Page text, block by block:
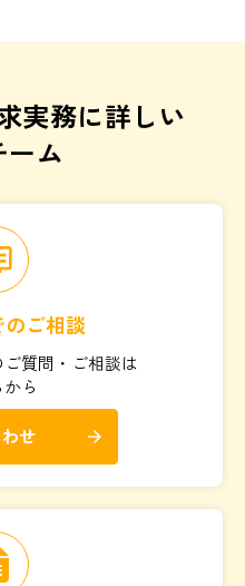
実務に詳しい
ーム
のご相談
質問・ご相談は
ら
せ arrow_forward